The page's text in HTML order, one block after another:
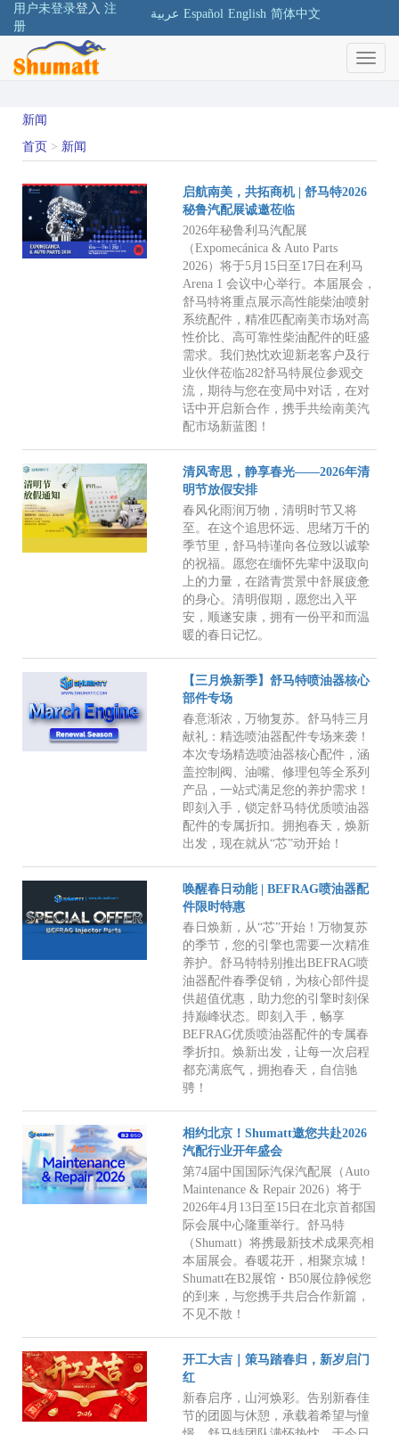
用户未登录登入 注
册
عربية Español English 简体中文
新闻
首页 > 新闻
启航南美，共拓商机 | 舒马特2026
秘鲁汽配展诚邀莅临
2026年秘鲁利马汽配展
（Expomecánica & Auto Parts
2026）将于5月15日至17日在利马
Arena 1 会议中心举行。本届展会，
舒马特将重点展示高性能柴油喷射
系统配件，精准匹配南美市场对高
性价比、高可靠性柴油配件的旺盛
需求。我们热忱欢迎新老客户及行
业伙伴莅临282舒马特展位参观交
流，期待与您在变局中对话，在对
话中开启新合作，携手共绘南美汽
配市场新蓝图！
清风寄思，静享春光——2026年清
明节放假安排
春风化雨润万物，清明时节又将
至。在这个追思怀远、思绪万千的
季节里，舒马特谨向各位致以诚挚
的祝福。愿您在缅怀先辈中汲取向
上的力量，在踏青赏景中舒展疲惫
的身心。清明假期，愿您出入平
安，顺遂安康，拥有一份平和而温
暖的春日记忆。
【三月焕新季】舒马特喷油器核心
部件专场
春意渐浓，万物复苏。舒马特三月
献礼：精选喷油器配件专场来袭！
本次专场精选喷油器核心配件，涵
盖控制阀、油嘴、修理包等全系列
产品，一站式满足您的养护需求！
即刻入手，锁定舒马特优质喷油器
配件的专属折扣。拥抱春天，焕新
出发，现在就从“芯”动开始！
唤醒春日动能 | BEFRAG喷油器配
件限时特惠
春日焕新，从“芯”开始！万物复苏
的季节，您的引擎也需要一次精准
养护。舒马特特别推出BEFRAG喷
油器配件春季促销，为核心部件提
供超值优惠，助力您的引擎时刻保
持巅峰状态。即刻入手，畅享
BEFRAG优质喷油器配件的专属春
季折扣。焕新出发，让每一次启程
都充满底气，拥抱春天，自信驰
骋！
相约北京！Shumatt邀您共赴2026
汽配行业开年盛会
第74届中国国际汽保汽配展（Auto
Maintenance & Repair 2026）将于
2026年4月13日至15日在北京首都国
际会展中心隆重举行。舒马特
（Shumatt）将携最新技术成果亮相
本届展会。春暖花开，相聚京城！
Shumatt在B2展馆・B50展位静候您
的到来，与您携手共启合作新篇，
不见不散！
开工大吉｜策马踏春归，新岁启门
红
新春启序，山河焕彩。告别新春佳
节的团圆与休憩，承载着希望与憧